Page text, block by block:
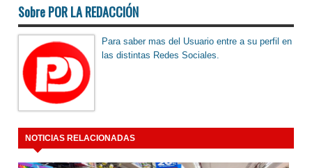
Sobre POR LA REDACCIÓN
Para saber mas del Usuario entre a su perfil en
las distintas Redes Sociales.
NOTICIAS RELACIONADAS